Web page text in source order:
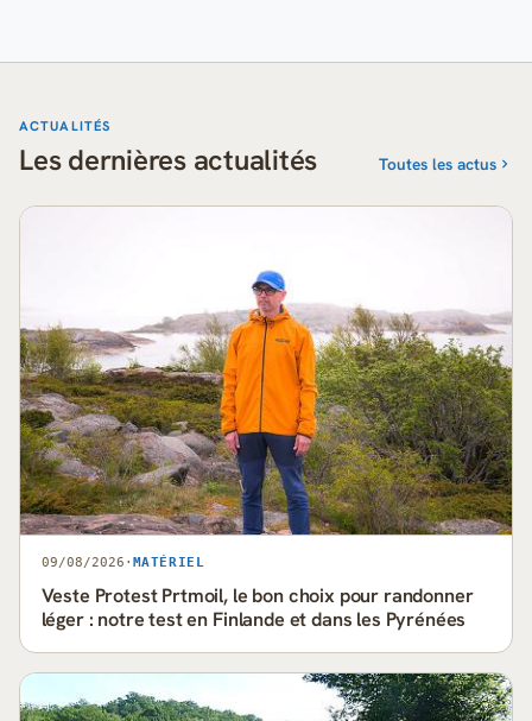
ACTUALITÉS
Les dernières actualités Toutes les actus
09/08/2026 · MATÉRIEL
Veste Protest Prtmoil, le bon choix pour randonner
léger : notre test en Finlande et dans les Pyrénées